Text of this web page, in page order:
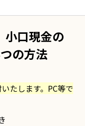
小口現金の
の方法
たします。PC等で